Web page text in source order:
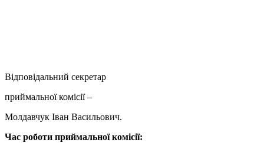
Відповідальний секретар
приймальної комісії –
Молдавчук Іван Васильович.
Час роботи приймальної комісії: